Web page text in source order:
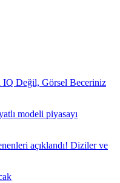
IQ Değil, Görsel Beceriniz
modeli piyasayı
açıklandı! Diziler ve